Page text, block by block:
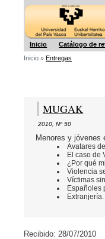
Inicio Catálogo de
Inicio »Entregas
MUGAK
2010 ,Nº 50
Menores y jóvenes
Avatares
El caso de
¿Por qué
Violencia
Víctimas
Españoles
Recibido: 28/07/2010